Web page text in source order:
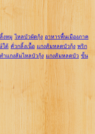
งหมู ไหลบัวผัดกุ้ง อาหารพื้นเมืองภาค
ใต้ คั่วกลิ้งเนื้อ แกงส้มหลดบัวกุ้ง พริก
ำแกงส้มไหลบัวกุ้ง แกงส้มหลดบัว ขั้น